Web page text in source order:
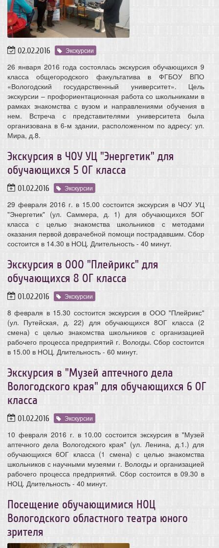
02.02.2016 Экскурсии
26 января 2016 года состоялась экскурсия обучающихся 9
класса общегородского факультатива в ФГБОУ ВПО
«Вологодский государственный университет». Цель
экскурсии – профориентационная работа со школьниками в
рамках знакомства с вузом и направлениями обучения в
нем. Встреча с представителями университета была
организована в 6-м здании, расположенном по адресу: ул.
Мира, д.8.
Экскурсия в ЧОУ УЦ "Энергетик" для
обучающихся 5 ОГ класса
01.02.2016 Экскурсии
29 февраля 2016 г. в 15.00 состоится экскурсия в ЧОУ УЦ
"Энергетик" (ул. Саммера, д. 1) для обучающихся 5ОГ
класса с целью знакомства школьников с методами
оказания первой доврачебной помощи пострадавшим. Сбор
состоится в 14.30 в НОЦ. Длительность - 40 минут.
Экскурсия в ООО "Плейрикс" для
обучающихся 8 ОГ класса
01.02.2016 Экскурсии
8 февраля в 15.30 состоится экскурсия в ООО "Плейрикс"
(ул. Путейская, д. 22) для обучающихся 8ОГ класса (2
смена) с целью знакомства школьников с организацией
рабочего процесса предприятий г. Вологды. Сбор состоится
в 15.00 в НОЦ. Длительность - 60 минут.
Экскурсия в "Музей аптечного дела
Вологодского края" для обучающихся 6 ОГ
класса
01.02.2016 Экскурсии
10 февраля 2016 г. в 10.00 состоится экскурсия в "Музей
аптечного дела Вологодского края" (ул. Ленина, д.1.) для
обучающихся 6ОГ класса (1 смена) с целью знакомства
школьников с научными музеями г. Вологды и организацией
рабочего процесса предприятий. Сбор состоится в 09.30 в
НОЦ. Длительность - 40 минут.
Посещение обучающимися НОЦ
Вологодского областного театра юного
зрителя